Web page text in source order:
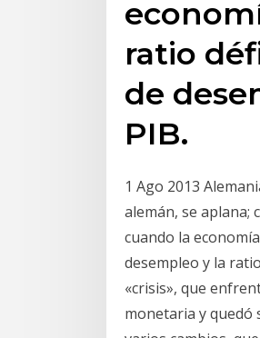
ratio
de
PIB.
1 Ago 2013
alemán, se aplana;
cuando la
desempleo y la
«crisis», que
monetaria y quedó